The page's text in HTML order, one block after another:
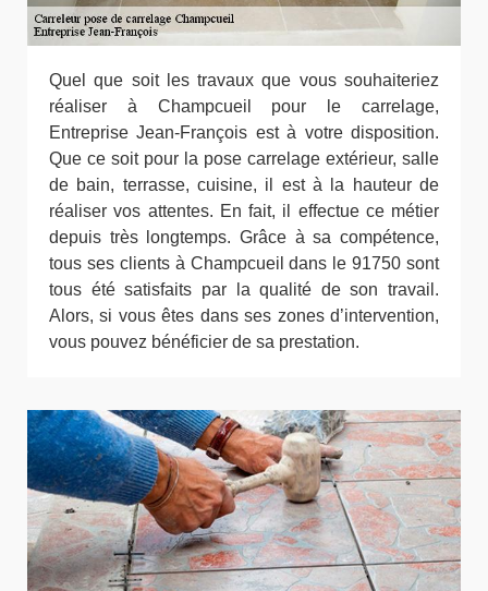
Quel que soit les travaux que vous souhaiteriez
réaliser à Champcueil pour le carrelage,
Entreprise Jean-François est à votre disposition.
Que ce soit pour la pose carrelage extérieur, salle
de bain, terrasse, cuisine, il est à la hauteur de
réaliser vos attentes. En fait, il effectue ce métier
depuis très longtemps. Grâce à sa compétence,
tous ses clients à Champcueil dans le 91750 sont
tous été satisfaits par la qualité de son travail.
Alors, si vous êtes dans ses zones d’intervention,
vous pouvez bénéficier de sa prestation.